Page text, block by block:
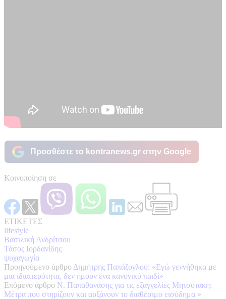
Προσθέστε το kontranews.gr στην Google
Κοινοποίηση σε
ΕΤΙΚΕΤΕΣ
lifestyle
Βασιλική Ανδρίτσου
Τάσος Ιορδανίδης
ψυχαγωγία
Προηγούμενο άρθρο Δημήτρης Παπάζογλου: «Εγώ γεννήθηκα με
μια ιδιαιτερότητα, δεν ήμουν ένα κανονικό παιδί»
Επόμενο άρθρο Ν. Παπαθανάσης για τις εξαγγελίες Μητσοτάκη:
Μέτρα που στηρίζουν και αυξάνουν το διαθέσιμο εισόδημα »